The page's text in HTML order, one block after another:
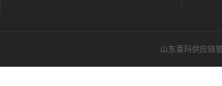
山东喜玛供应链